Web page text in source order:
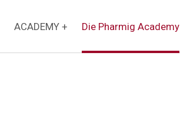
ACADEMY + Die Pharmig Academy